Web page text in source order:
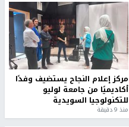
مركز إعلام النجاح يستضيف وفدًا
أكاديميًا من جامعة لوليو
للتكنولوجيا السويدية
منذ 9 دقيقة